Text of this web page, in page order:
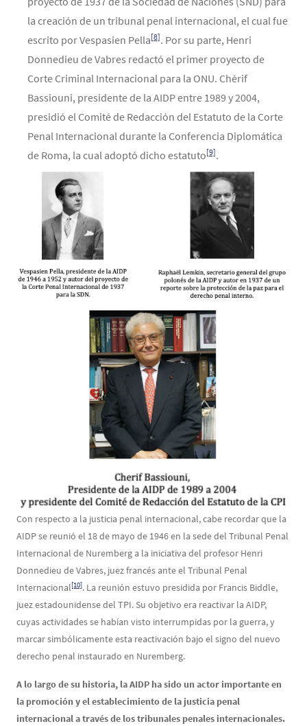
la creación de un tribunal penal internacional, el cual fue
escrito por Vespasien Pella[8]. Por su parte, Henri
Donnedieu de Vabres redactó el primer proyecto de
Corte Criminal Internacional para la ONU. Chérif
Bassiouni, presidente de la AIDP entre 1989 y 2004,
presidió el Comité de Redacción del Estatuto de la Corte
Penal Internacional durante la Conferencia Diplomática
de Roma, la cual adoptó dicho estatuto[9].
Con respecto a la justicia penal internacional, cabe recordar que la
AIDP se reunió el 18 de mayo de 1946 en la sede del Tribunal Penal
Internacional de Nuremberg a la iniciativa del profesor Henri
Donnedieu de Vabres, juez francés ante el Tribunal Penal
Internacional[10]. La reunión estuvo presidida por Francis Biddle,
juez estadounidense del TPI. Su objetivo era reactivar la AIDP,
cuyas actividades se habían visto interrumpidas por la guerra, y
marcar simbólicamente esta reactivación bajo el signo del nuevo
derecho penal instaurado en Nuremberg.
A lo largo de su historia, la AIDP ha sido un actor importante en
la promoción y el establecimiento de la justicia penal
internacional a través de los tribunales penales internacionales.